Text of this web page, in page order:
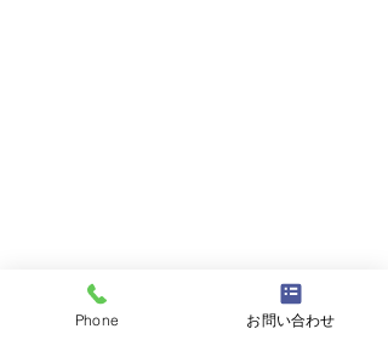
Phone お問い合わせ